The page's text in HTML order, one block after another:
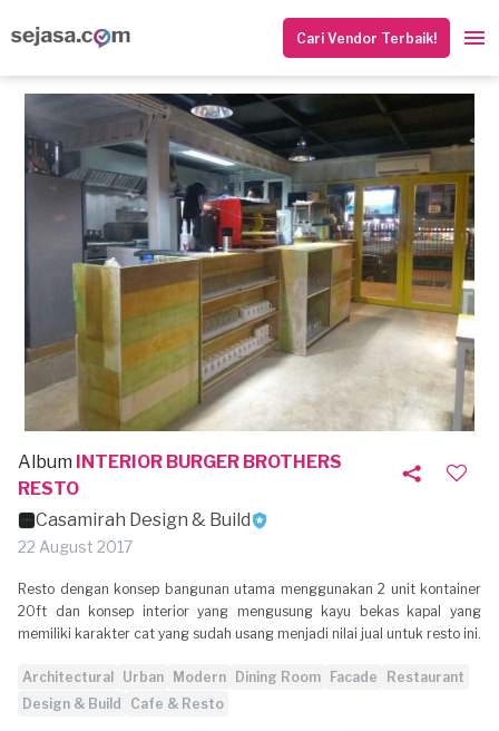
Cari Vendor Terbaik!
Album INTERIOR BURGER BROTHERS
RESTO
Casamirah Design & Build
22 August 2017
Resto dengan konsep bangunan utama menggunakan 2 unit kontainer
20ft dan konsep interior yang mengusung kayu bekas kapal yang
memiliki karakter cat yang sudah usang menjadi nilai jual untuk resto ini.
Architectural Urban Modern Dining Room Facade
Restaurant
Design & Build
Cafe & Resto